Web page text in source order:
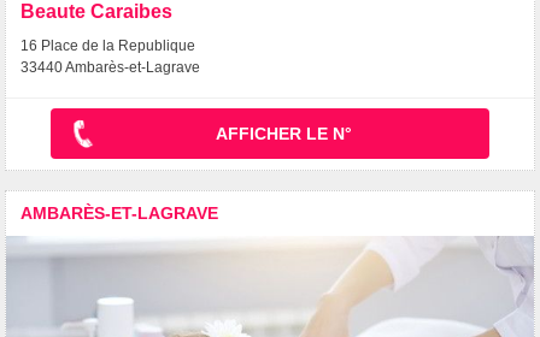
Beaute Caraibes
16 Place de la Republique
33440 Ambarès-et-Lagrave
AFFICHER LE N°
AMBARÈS-ET-LAGRAVE